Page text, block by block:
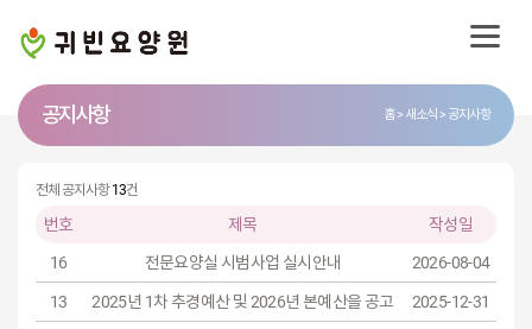
공지사항 홈 새소식 공지사항
전체 공지사항13건
번호 제목
작성일
16
전문요양실 시범사업 실시안내 2026-08-04
13 2025년 1차 추경예산 및 2026년 본예산을 공고 2025-12-31